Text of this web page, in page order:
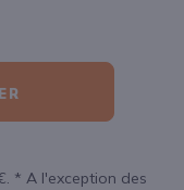
* A l'exception des